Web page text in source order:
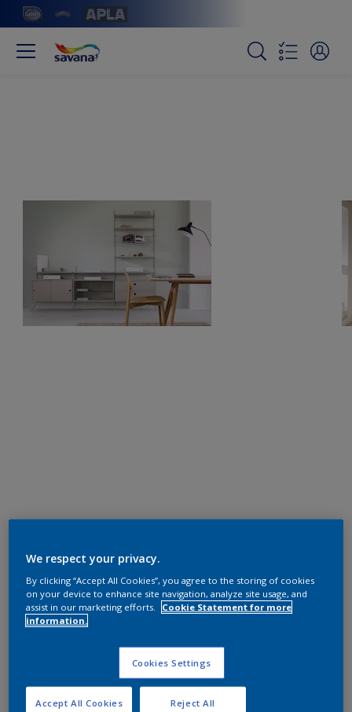
We respect your privacy.
By clicking “Accept All Cookies”, you agree to the storing of cookies
on your device to enhance site navigation, analyze site usage, and
assist in our marketing efforts.
Cookie Statement for more
information.
Cookies Settings
Reject All
Accept All Cookies